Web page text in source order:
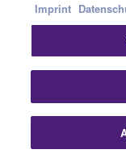
The popular
intuitive
further
an
tutorials
and
Imprint